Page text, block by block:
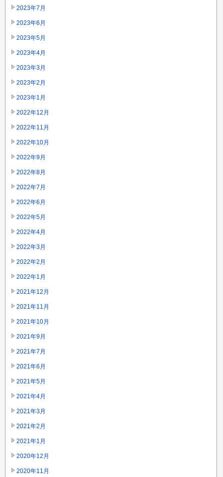
2023年7月
2023年6月
2023年5月
2023年4月
2023年3月
2023年2月
2023年1月
2022年12月
2022年11月
2022年10月
2022年9月
2022年8月
2022年7月
2022年6月
2022年5月
2022年4月
2022年3月
2022年2月
2022年1月
2021年12月
2021年11月
2021年10月
2021年9月
2021年7月
2021年6月
2021年5月
2021年4月
2021年3月
2021年2月
2021年1月
2020年12月
2020年11月